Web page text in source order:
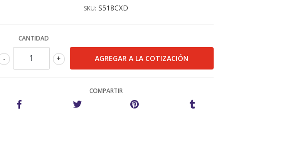
SKU: S518CXD
CANTIDAD
+
-
COMPARTIR